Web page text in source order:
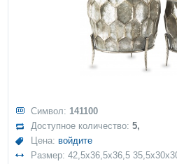
Символ: 141100
Доступное количество:5,
Цена: войдите
Размер: 42,5x36,5x36,5